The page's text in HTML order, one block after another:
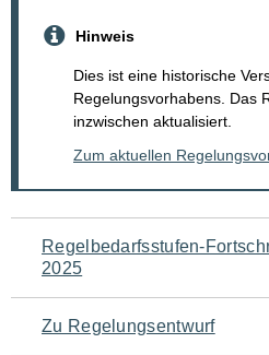
Hinweis
Dies ist eine historische
Regelungsvorhabens. Das
inzwischen aktualisiert.
Zum aktuellen
Navigation
für
den
Regelbedarfsstufen-
2025
Zu Regelungsentwurf